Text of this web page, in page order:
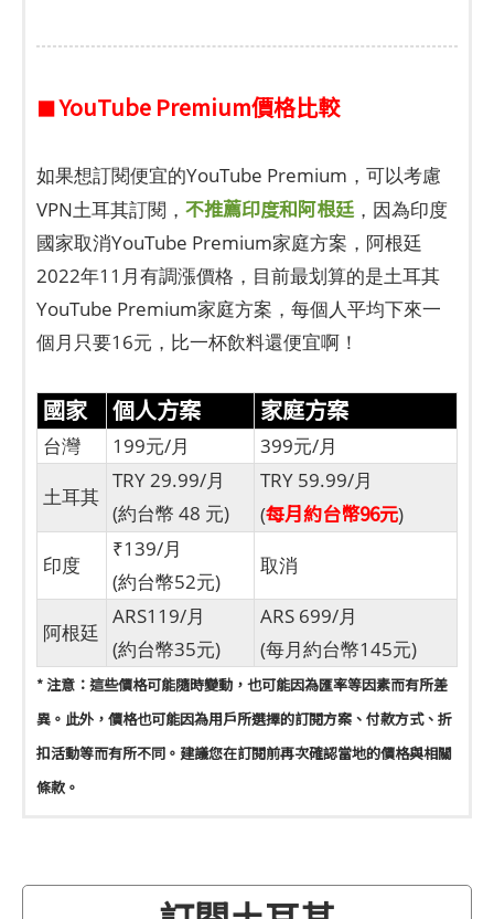
■YouTube Premium價格比較
如果想訂閱便宜的YouTube Premium，可以考慮
VPN土耳其訂閱， 不推薦印度和阿根廷，因為印度
國家取消YouTube Premium家庭方案，阿根廷
2022年11月有調漲價格，目前最划算的是土耳其
YouTube Premium家庭方案，每個人平均下來一
個月只要16元，比一杯飲料還便宜啊！
國家 個人方案 家庭方案
台灣 199元/月
399元/月
土耳其
TRY 29.99/月
(約台幣 48 元)
TRY 59.99/月
(每月約台幣96元)
印度
₹139/月
(約台幣52元)
取消
阿根廷
ARS119/月
(約台幣35元)
ARS 699/月
(每月約台幣145元)
* 注意：這些價格可能隨時變動，也可能因為匯率等因素而有所差
異。此外，價格也可能因為用戶所選擇的訂閱方案、付款方式、折
扣活動等而有所不同。建議您在訂閱前再次確認當地的價格與相關
條款。